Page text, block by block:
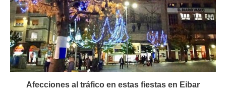
Afecciones al tráfico en estas fiestas en Eibar